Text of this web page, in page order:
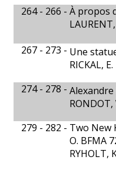
264 - 266 - À propos
267 - 273 - Une
RICKAL, E.
274 - 278 -
RONDOT,
279 - 282 - Two New
O. BFMA
RYHOLT,